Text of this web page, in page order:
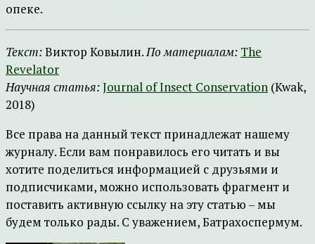
опеке.
Текст:Виктор Ковылин.По материалам: The
Revelator
Научная статья:Journal of Insect Conservation (Kwak,
2018)
Все права на данный текст принадлежат нашему
журналу. Если вам понравилось его читать и вы
хотите поделиться информацией с друзьями и
подписчиками, можно использовать фрагмент и
поставить активную ссылку на эту статью – мы
будем только рады. С уважением, Батрахоспермум.